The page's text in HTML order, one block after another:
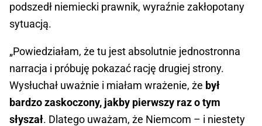
podszedł niemiecki prawnik, wyraźnie zakłopotany
sytuacją.
„Powiedziałam, że tu jest absolutnie jednostronna
narracja i próbuję pokazać rację drugiej strony.
Wysłuchał uważnie i miałam wrażenie, że był
bardzo zaskoczony, jakby pierwszy raz o tym
słyszał. Dlatego uważam, że Niemcom – i niestety